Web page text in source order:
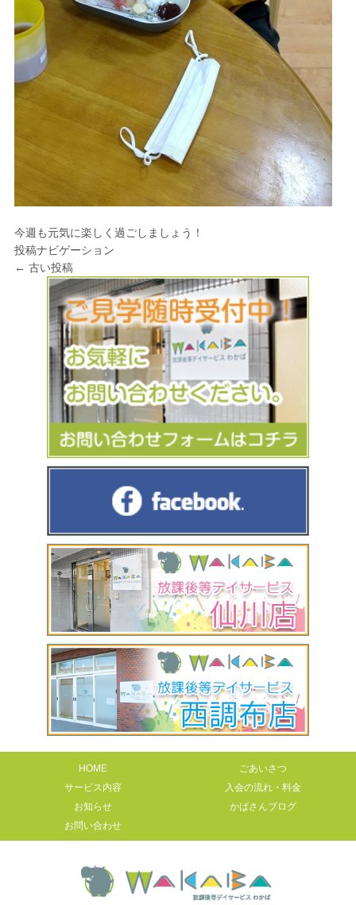
今週も元気に楽しく過ごしましょう！
投稿ナビゲーション
← 古い投稿
HOME
ごあいさつ
サービス内容
入会の流れ・料金
お知らせ
かばさんブログ
お問い合わせ